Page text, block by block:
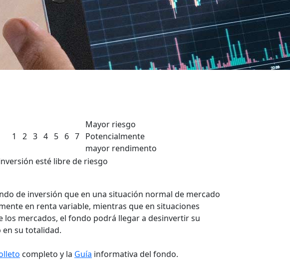
1 2 3 4 5 6 7
Mayor riesgo
Potencialmente
mayor rendimento
esté libre de riesgo
de inversión que en una situación normal de mercado
en renta variable, mientras que en situaciones
los mercados, el fondo podrá llegar a desinvertir su
en su totalidad.
completo y la Guía informativa del fondo.